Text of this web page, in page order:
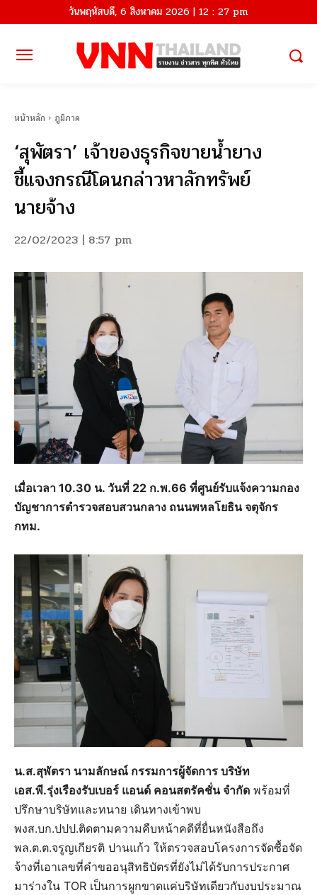
วันพฤหัสบดี, 6 สิงหาคม 2026 | 12 : 27 pm
หน้าหลัก ภูมิภาค
‘สุพัตรา’ เจ้าของธุรกิจขายน้ำยาง
ชี้แจงกรณีโดนกล่าวหาลักทรัพย์
นายจ้าง
22/02/2023 | 8:57 pm
เมื่อเวลา 10.30 น. วันที่ 22 ก.พ.66 ที่ศูนย์รับแจ้งความกอง
บัญชาการตำรวจสอบสวนกลาง ถนนพหลโยธิน จตุจักร
กทม.
น.ส.สุพัตรา นามลักษณ์ กรรมการผู้จัดการ บริษัท
เอส.พี.รุ่งเรืองรับเบอร์ แอนด์ คอนสตรัคชั่น จำกัด พร้อมที่
ปรึกษาบริษัทและทนาย เดินทางเข้าพบ
พงส.บก.ปปป.ติดตามความคืบหน้าคดีที่ยื่นหนังสือถึง
พล.ต.ต.จรูญเกียรติ ปานแก้ว ให้ตรวจสอบโครงการจัดซื้อจัด
จ้างที่เอาเลขที่คำขออนุสิทธิบัตรที่ยังไม่ได้รับการประกาศ
มาร่างใน TOR เป็นการผูกขาดแค่บริษัทเดียวกับงบประมาณ